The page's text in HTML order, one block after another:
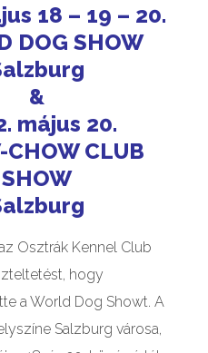
18 – 19 – 20.
DOG SHOW
&
május 20.
CHOW CLUB
SHOW
Osztrák Kennel Club
hogy
a World Dog Showt. A
Salzburg városa,